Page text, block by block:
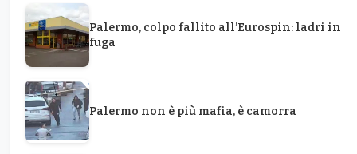
Palermo, colpo fallito all’Eurospin: ladri in
fuga
Palermo non è più mafia, è camorra